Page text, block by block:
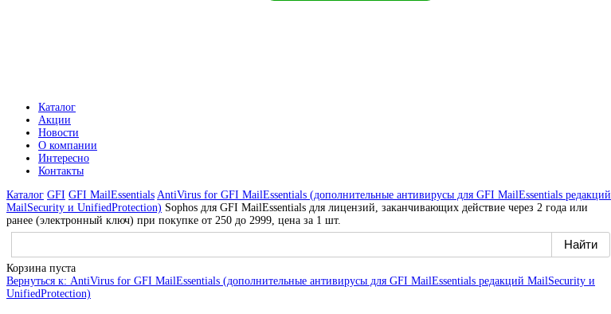
Каталог
Акции
Новости
О компании
Интересно
Контакты
Каталог GFI GFI MailEssentials AntiVirus for GFI MailEssentials (дополнительные антивирусы для GFI MailEssentials редакций
MailSecurity и UnifiedProtection) Sophos для GFI MailEssentials для лицензий, заканчивающих действие через 2 года или
ранее (электронный ключ) при покупке от 250 до 2999, цена за 1 шт.
Корзина пуста
Вернуться к: AntiVirus for GFI MailEssentials (дополнительные антивирусы для GFI MailEssentials редакций MailSecurity и
UnifiedProtection)